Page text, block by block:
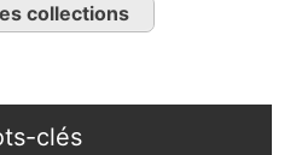
collections
clés